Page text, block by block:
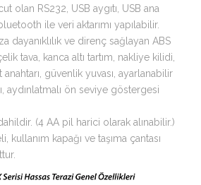
olan RS232, USB aygıtı, USB ana
ile veri aktarımı yapılabilir.
dayanıklılık ve direnç sağlayan ABS
tava, kanca altı tartım, nakliye kilidi,
güvenlik yuvası, ayarlanabilir
aydınlatmalı ön seviye göstergesi
(4 AA pil harici olarak alınabilir.)
kullanım kapağı ve taşıma çantası